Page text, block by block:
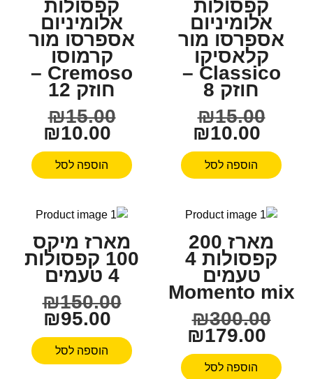
קפסולות
אלומיניום
אספרסו מור
קלאסיקו
Classico –
חוזק 8
₪15.00
₪10.00
הוספה לסל
קפסולות
אלומיניום
אספרסו מור
קרמוסו
Cremoso –
חוזק 12
₪15.00
₪10.00
הוספה לסל
מארז 200
קפסולות 4
טעמים
Momento mix
₪300.00
₪179.00
הוספה לסל
מארז מיקס
100 קפסולות
4 טעמים
₪150.00
₪95.00
הוספה לסל